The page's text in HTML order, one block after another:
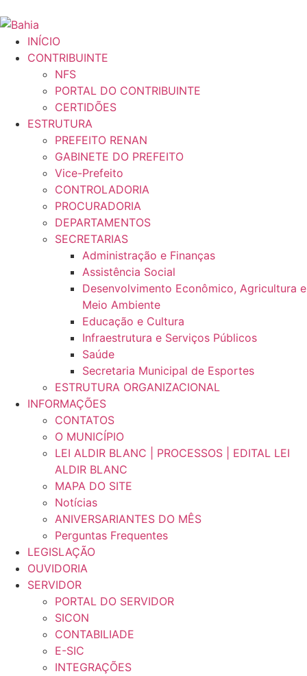
INÍCIO
CONTRIBUINTE
NFS
PORTAL DO CONTRIBUINTE
CERTIDÕES
ESTRUTURA
PREFEITO RENAN
GABINETE DO PREFEITO
Vice-Prefeito
CONTROLADORIA
PROCURADORIA
DEPARTAMENTOS
SECRETARIAS
Administração e Finanças
Assistência Social
Desenvolvimento Econômico, Agricultura e
Meio Ambiente
Educação e Cultura
Infraestrutura e Serviços Públicos
Saúde
Secretaria Municipal de Esportes
ESTRUTURA ORGANIZACIONAL
INFORMAÇÕES
CONTATOS
O MUNICÍPIO
LEI ALDIR BLANC | PROCESSOS | EDITAL LEI
ALDIR BLANC
MAPA DO SITE
Notícias
ANIVERSARIANTES DO MÊS
Perguntas Frequentes
LEGISLAÇÃO
OUVIDORIA
SERVIDOR
PORTAL DO SERVIDOR
SICON
CONTABILIADE
E-SIC
INTEGRAÇÕES